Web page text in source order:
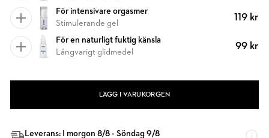
För intensivare orgasmer
Stimulerande gel
119 kr
För en naturligt fuktig känsla
Långvarigt glidmedel
99 kr
LÄGG I VARUKORGEN
Leverans: I morgon 8/8 - Söndag 9/8